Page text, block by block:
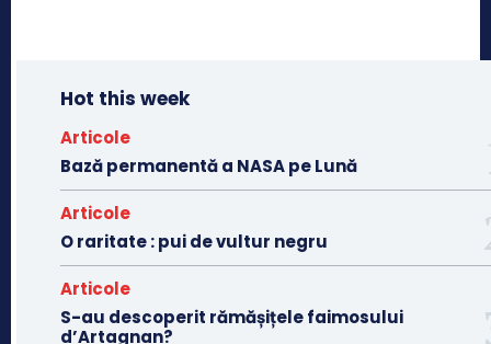
Hot this week
Articole
Bază permanentă a NASA pe Lună
Articole
O raritate : pui de vultur negru
Articole
S-au descoperit rămășițele faimosului
d’Artagnan?